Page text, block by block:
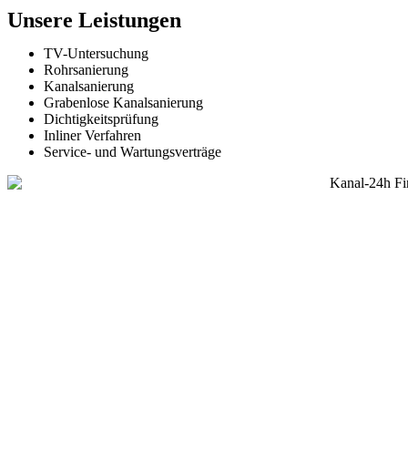
Unsere Leistungen
TV-Untersuchung
Rohrsanierung
Kanalsanierung
Grabenlose Kanalsanierung
Dichtigkeitsprüfung
Inliner Verfahren
Service- und Wartungsverträge